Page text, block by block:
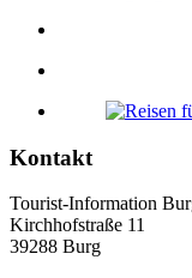
Kontakt
Tourist-Information
Kirchhofstraße 11
39288 Burg